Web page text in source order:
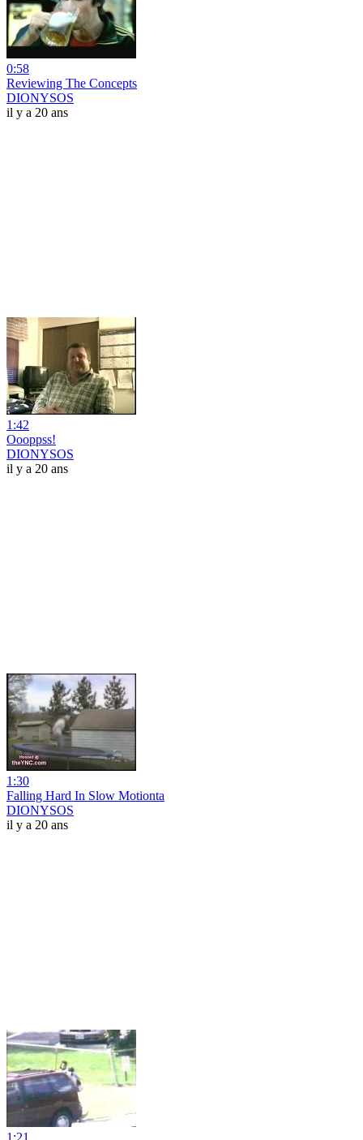
0:58
Reviewing The Concepts
DIONYSOS
il y a 20 ans
1:42
Oooppss!
DIONYSOS
il y a 20 ans
1:30
Falling Hard In Slow Motionta
DIONYSOS
il y a 20 ans